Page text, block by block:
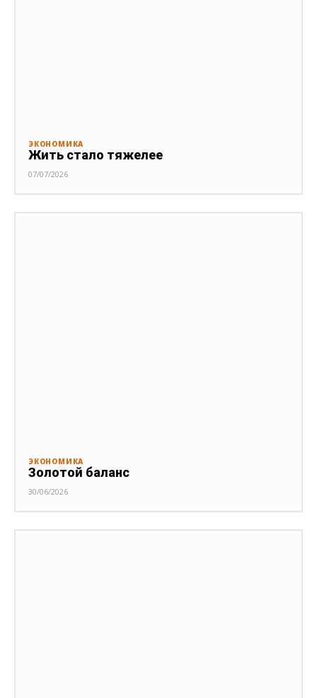
ЭКОНОМИКА
Жить стало тяжелее
07/07/2026
ЭКОНОМИКА
Золотой баланс
30/06/2026